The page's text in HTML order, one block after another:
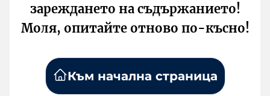
зареждането на съдържанието!
Моля, опитайте отново по-късно!
Към начална страница